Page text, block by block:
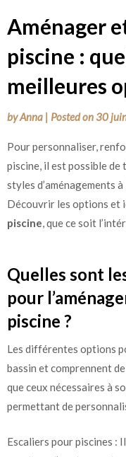
Aménager
piscine :
meilleures
byAnna | Posted on30
Pour personnaliser,
piscine, il est possible
styles d’aménagements
Découvrir les options et
piscine, que ce soit
Quelles sont
pour
piscine ?
Les différentes options
bassin et comprennent
que ceux nécessaires à
permettant de
Escaliers pour piscines :